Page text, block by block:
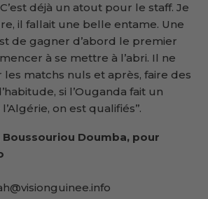
déjà un atout pour le staff. Je
il fallait une belle entame. Une
de gagner d’abord le premier
à se mettre à l’abri. Il ne
matchs nuls et après, faire des
si l’Ouganda fait un
on est qualifiés’’.
Boussouriou Doumba, pour